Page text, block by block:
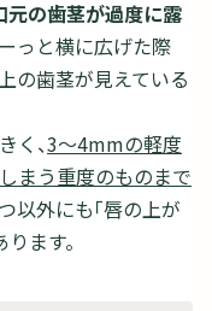
元の歯茎が過度に露
っと横に広げた際
の歯茎が見えている
く、3～4mmの軽度
まう重度のものまで
以外にも「唇の上が
ます。